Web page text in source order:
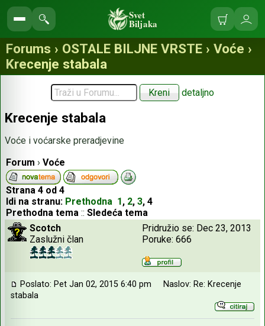
Pretraga
sajta
Svet
Biljaka Korpa
se
Forums › OSTALE BILJNE VRSTE › Voće ›
Krecenje stabala
detaljno
Krecenje stabala
Voće i voćarske preradjevine
Forum › Voće
Strana 4 od 4
Idi na stranu: Prethodna 1, 2, 3, 4
Prethodna tema :: Sledeća tema
Scotch
Zaslužni član
Pridružio se: Dec 23, 2013
Poruke: 666
Poslato: Pet Jan 02, 2015 6:40 pm
Naslov: Re: Krecenje
stabala